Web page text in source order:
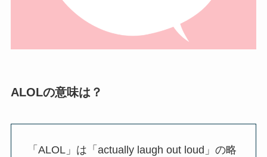
ALOLの意味は？
「ALOL」は「actually laugh out loud」の略